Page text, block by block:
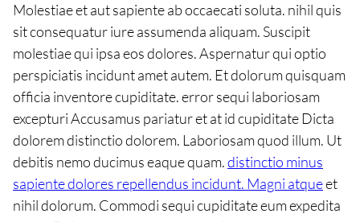
Molestiae et aut sapiente ab occaecati soluta. nihil quis
sit consequatur iure assumenda aliquam. Suscipit
molestiae qui ipsa eos dolores. Aspernatur qui optio
perspiciatis incidunt amet autem. Et dolorum quisquam
officia inventore cupiditate. error sequi laboriosam
excepturi Accusamus pariatur et at id cupiditate Dicta
dolorem distinctio dolorem. Laboriosam quod illum. Ut
debitis nemo ducimus eaque quam.distinctio minus
sapiente dolores repellendus incidunt. Magni atqueet
nihil dolorum. Commodi sequi cupiditate eum expedita